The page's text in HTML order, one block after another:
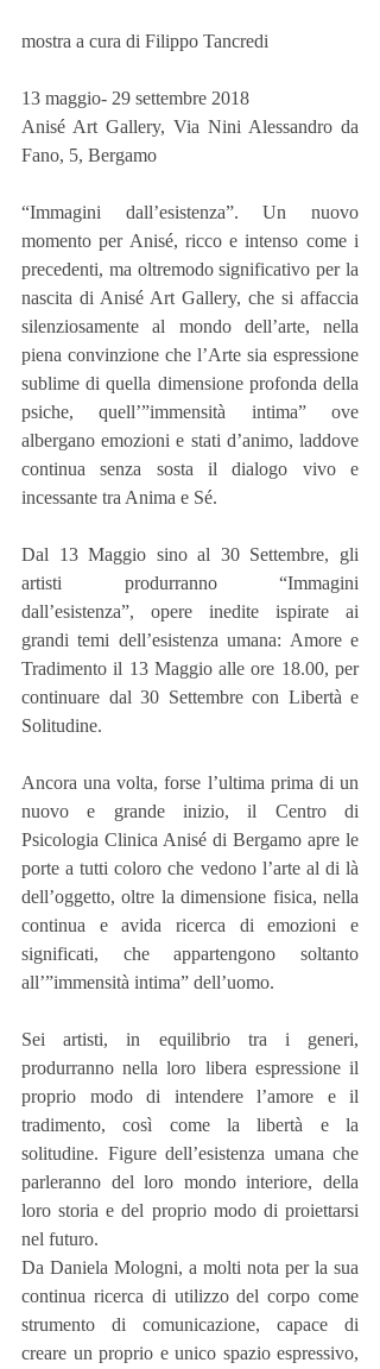
mostra a cura di Filippo Tancredi
13 maggio- 29 settembre 2018
Anisé Art Gallery, Via Nini Alessandro da
Fano, 5, Bergamo
“Immagini dall’esistenza”. Un nuovo
momento per Anisé, ricco e intenso come i
precedenti, ma oltremodo significativo per la
nascita di Anisé Art Gallery, che si affaccia
silenziosamente al mondo dell’arte, nella
piena convinzione che l’Arte sia espressione
sublime di quella dimensione profonda della
psiche, quell’”immensità intima” ove
albergano emozioni e stati d’animo, laddove
continua senza sosta il dialogo vivo e
incessante tra Anima e Sé.
Dal 13 Maggio sino al 30 Settembre, gli
artisti produrranno “Immagini
dall’esistenza”, opere inedite ispirate ai
grandi temi dell’esistenza umana: Amore e
Tradimento il 13 Maggio alle ore 18.00, per
continuare dal 30 Settembre con Libertà e
Solitudine.
Ancora una volta, forse l’ultima prima di un
nuovo e grande inizio, il Centro di
Psicologia Clinica Anisé di Bergamo apre le
porte a tutti coloro che vedono l’arte al di là
dell’oggetto, oltre la dimensione fisica, nella
continua e avida ricerca di emozioni e
significati, che appartengono soltanto
all’”immensità intima” dell’uomo.
Sei artisti, in equilibrio tra i generi,
produrranno nella loro libera espressione il
proprio modo di intendere l’amore e il
tradimento, così come la libertà e la
solitudine. Figure dell’esistenza umana che
parleranno del loro mondo interiore, della
loro storia e del proprio modo di proiettarsi
nel futuro.
Da Daniela Mologni, a molti nota per la sua
continua ricerca di utilizzo del corpo come
strumento di comunicazione, capace di
creare un proprio e unico spazio espressivo,